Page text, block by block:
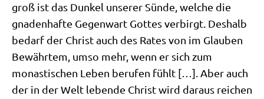
groß ist das Dun­kel unse­rer Sün­de, wel­che die
gna­den­haf­te Gegen­wart Got­tes ver­birgt. Des­halb
bedarf der Christ auch des Rates von im Glau­ben
Bewähr­tem, umso mehr, wenn er sich zum
monasti­schen Leben beru­fen fühlt […]. Aber auch
der in der Welt leben­de Christ wird dar­aus rei­chen